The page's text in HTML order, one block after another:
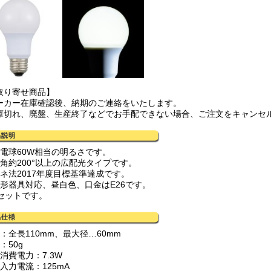
り寄せ商品】
カー在庫確認後、納期のご連絡をいたします。
切れ、廃盤、生産終了などでお手配できない場合、ご注文をキャン
球60W相当の明るさです。
約200°以上の広配光タイプです。
法2017年度目標基準達成です。
器具対応、昼白色、口金はE26です。
ットです。
全長110mm、最大径…60mm
50g
費電力：7.3W
力電流：125mA